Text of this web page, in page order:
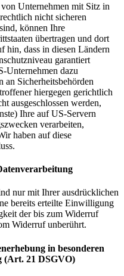
Unternehmen mit Sitz in
nicht sicheren
können Ihre
übertragen und dort
hin, dass in diesen Ländern
garantiert
Unternehmen dazu
an Sicherheitsbehörden
hiergegen gerichtlich
ausgeschlossen werden,
Ihre auf US-Servern
verarbeiten,
haben auf diese
nur mit Ihrer ausdrücklichen
bereits erteilte Einwilligung
der bis zum Widerruf
Widerruf unberührt.
in besonderen
(Art. 21 DSGVO)